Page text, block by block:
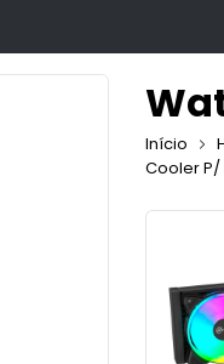
Início
Cooler